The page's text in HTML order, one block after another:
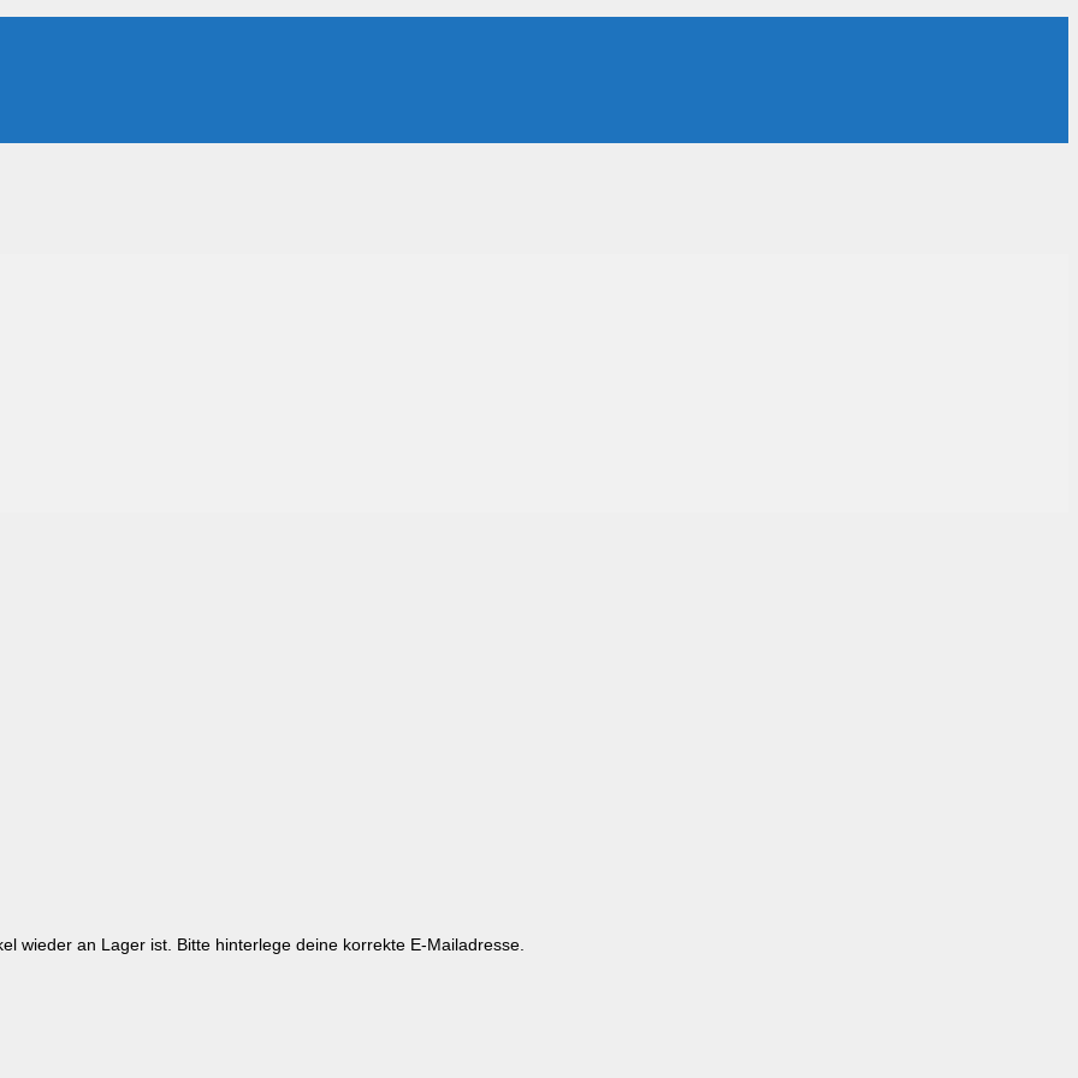
wieder an Lager ist. Bitte hinterlege deine korrekte E-Mailadresse.